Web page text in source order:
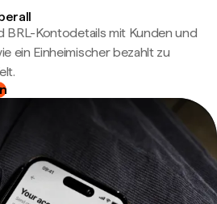
BRL-Kontodetails mit Kunden und
ein Einheimischer bezahlt zu